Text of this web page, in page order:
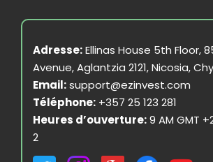
Adresse:Ellinas House 5th Floor,
Avenue, Aglantzia 2121, Nicosia,
Email:support@ezinvest.com
Téléphone: +357 25 123 281
Heures d’ouverture:9 AM GMT
2